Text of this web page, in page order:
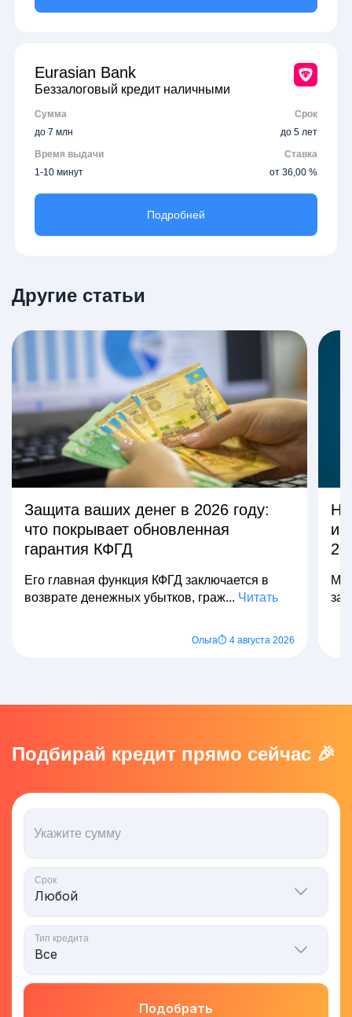
Eurasian Bank
Беззалоговый кредит наличными
Сумма
Срок
до 7 млн
до 5 лет
Время выдачи
Ставка
1-10 минут
от 36,00 %
Подробней
Другие статьи
Защита ваших денег в 2026 году:
что покрывает обновленная
гарантия КФГД
Его главная функция КФГД заключается в
возврате денежных убытков, граж... Читать
Ольга⏱ 4 августа 2026
Подбирай кредит прямо сейчас 🎉
Укажите сумму
Срок
Тип кредита
Подобрать